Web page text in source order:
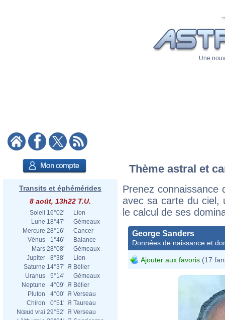
Une
Transits et éphémérides
8 août, 13h22 T.U.
Soleil 16°02'
Lion
Lune 18°47'
Gémeaux
Mercure 28°16'
Cancer
Vénus
1°46'
Balance
Mars 28°08'
Gémeaux
Jupiter
8°38'
Lion
Saturne 14°37' Я Bélier
Uranus
5°14'
Gémeaux
Neptune
4°09' Я Bélier
Pluton
4°00' Я Verseau
Chiron
0°51' Я Taureau
Nœud vrai 29°52' Я Verseau
Thème astral et
Prenez connaissance
avec sa carte du ciel,
le calcul de ses
George Sanders
Données de naissance et
Ajouter aux favoris (17